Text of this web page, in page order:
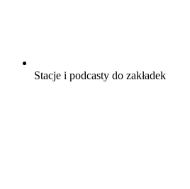
Stacje i podcasty do zakładek